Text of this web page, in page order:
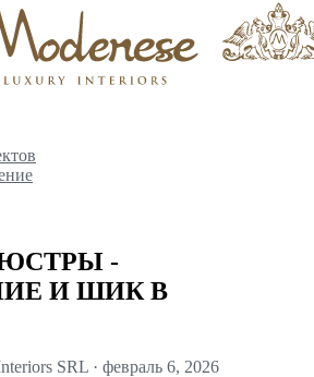
-
И ШИК В
SRL · февраль 6, 2026